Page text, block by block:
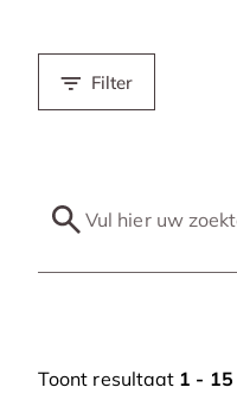
Filter
Toont resultaat 1 - 15